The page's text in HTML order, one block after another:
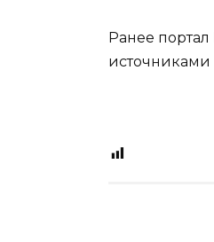
Ранее
источниками